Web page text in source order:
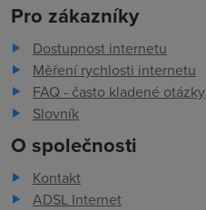
Pro zákazníky
Dostupnost internetu
Měření rychlosti internetu
FAQ - často kladené otázky
Slovník
O společnosti
Kontakt
ADSL Internet